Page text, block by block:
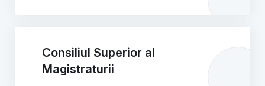
Consiliul Superior al
Magistraturii